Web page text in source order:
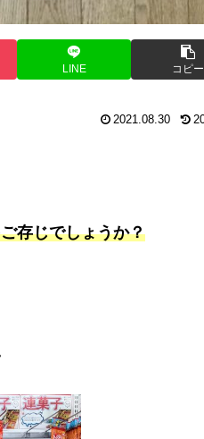
LINE コピー
2021.08.30
存じでしょうか？